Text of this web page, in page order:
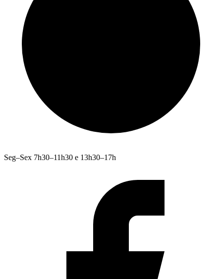
Seg–Sex 7h30–11h30 e 13h30–17h